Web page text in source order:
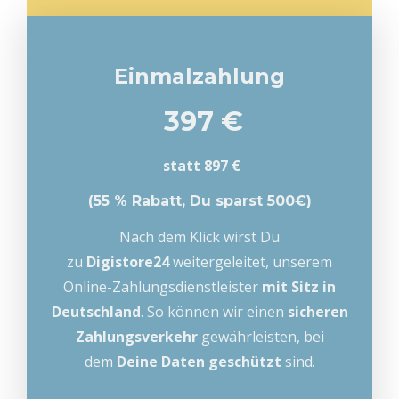
Einmalzahlung
397 €
statt 897 €
(55 % Rabatt, Du sparst 500€)
Nach dem Klick wirst Du
zu Digistore24weitergeleitet, unserem
Online-Zahlungsdienstleister mit Sitz in
Deutschland. So können wir einen sicheren
Zahlungsverkehrgewährleisten, bei
dem Deine Daten geschützt sind.